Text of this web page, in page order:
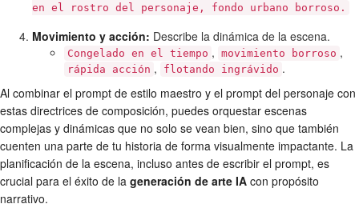
en el rostro del personaje, fondo urbano borroso.
Movimiento y acción: Describe la dinámica de la escena.
Congelado en el tiempo , movimiento borroso ,
rápida acción , flotando ingrávido .
Al combinar el prompt de estilo maestro y el prompt del personaje con
estas directrices de composición, puedes orquestar escenas
complejas y dinámicas que no solo se vean bien, sino que también
cuenten una parte de tu historia de forma visualmente impactante. La
planificación de la escena, incluso antes de escribir el prompt, es
crucial para el éxito de la generación de arte IA con propósito
narrativo.